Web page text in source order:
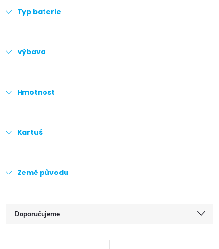
Typ baterie
Výbava
Hmotnost
Kartuš
Země původu
Ř
a
Doporučujeme